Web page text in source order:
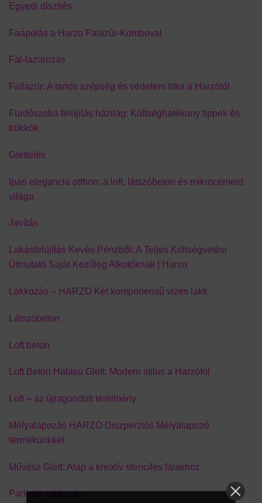
Egyedi díszítés
Faápolás a Harzo Falazúr-Komboval
Fal-lazúrozás
Fallazúr: A tartós szépség és védelem titka a Harzótól
Fürdőszoba felújítás házilag: Költséghatékony tippek és
trükkök
Glettelés
Ipari elegancia otthon: a loft, látszóbeton és mikrocement
világa
Javítás
Lakásfelújítás Kevés Pénzből: A Teljes Költségvetési
Útmutató Saját Kezűleg Alkotóknak | Harzo
Lakkozás – HARZO Két komponensű vizes lakk
Látszóbeton
Loft beton
Loft Beton Hatású Glett: Modern stílus a Harzótól
Loft – az újragondolt térélmény
Mélyalapozás HARZO Diszperziós Mélyalapozó
termékünkkel
Művész Glett: Alap a kreatív stenciles falakhoz
Parketta lakkozás